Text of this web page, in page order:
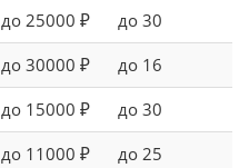
до 25000 ₽ до 30
до 30000 ₽ до 16
до 15000 ₽ до 30
до 11000 ₽ до 25